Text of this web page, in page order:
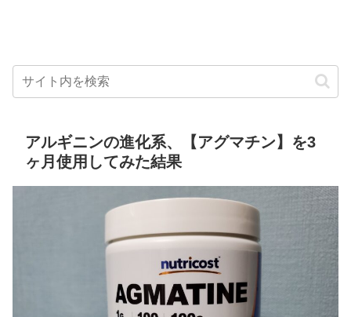
アルギニンの進化系、【アグマチン】を3
ヶ月使用してみた結果